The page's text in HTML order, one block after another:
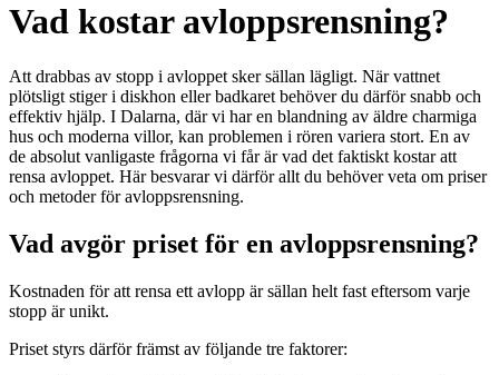
Vad kostar avloppsrensning?
Att drabbas av stopp i avloppet sker sällan lägligt. När vattnet
plötsligt stiger i diskhon eller badkaret behöver du därför snabb och
effektiv hjälp. I Dalarna, där vi har en blandning av äldre charmiga
hus och moderna villor, kan problemen i rören variera stort. En av
de absolut vanligaste frågorna vi får är vad det faktiskt kostar att
rensa avloppet. Här besvarar vi därför allt du behöver veta om priser
och metoder för avloppsrensning.
Vad avgör priset för en avloppsrensning?
Kostnaden för att rensa ett avlopp är sällan helt fast eftersom varje
stopp är unikt.
Priset styrs därför främst av följande tre faktorer: